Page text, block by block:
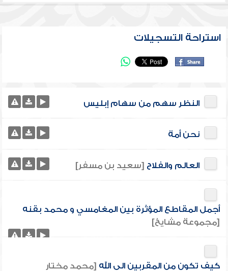
استراحة التسجيلات
النظر سهم من سهام إبليس
نحن أمة
العالم والفلاح [سعيد بن مسفر]
أجمل المقاطع المؤثرة بين المغامسي و محمد بقنه
[مجموعة مشايخ]
كيف تكون من المقربين الى الله [محمد مختار